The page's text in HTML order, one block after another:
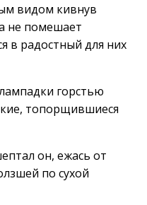
видом кивнув
не помешает
в радостный для них
горстью
топорщившиеся
он, ежась от
по сухой